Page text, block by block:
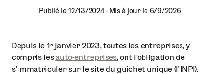
Publié le 12/13/2024- Mis à jour le 6/9/2026
Depuis le 1ᵉʳ janvier 2023, toutes les entreprises, y
compris les auto-entreprises, ont l’obligation de
s’immatriculer sur le site du guichet unique (l’INPI).